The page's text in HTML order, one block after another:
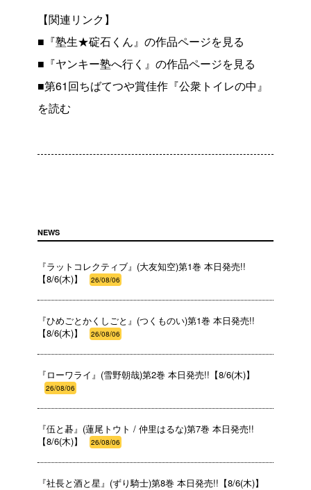
【関連リンク】
■『塾生★碇石くん』の作品ページを見る
■『ヤンキー塾へ行く』の作品ページを見る
■第61回ちばてつや賞佳作『公衆トイレの中』
を読む
NEWS
『ラットコレクティブ』(大友知空)第1巻 本日発売!!
【8/6(木)】
26/08/06
『ひめごとかくしごと』(つくものい)第1巻 本日発売!!
【8/6(木)】
26/08/06
『ローワライ』(雪野朝哉)第2巻 本日発売!!【8/6(木)】
26/08/06
『伍と碁』(蓮尾トウト / 仲里はるな)第7巻 本日発売!!
【8/6(木)】
26/08/06
『社長と酒と星』(ずり騎士)第8巻 本日発売!!【8/6(木)】